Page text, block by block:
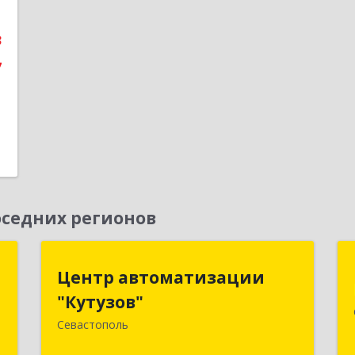
регионов
Центр автоматизации
"Кутузов"
Севастополь
"Кутузов"
299011, Севастополь г, Генерала